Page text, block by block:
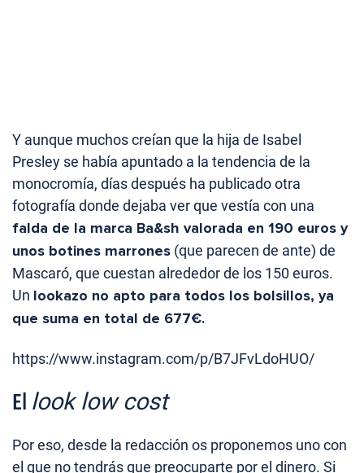
Y aunque muchos creían que la hija de Isabel
Presley se había apuntado a la tendencia de la
monocromía, días después ha publicado otra
fotografía donde dejaba ver que vestía con una
falda de la marca Ba&sh valorada en 190 euros y
unos botines marrones (que parecen de ante) de
Mascaró, que cuestan alrededor de los 150 euros.
Un lookazo no apto para todos los bolsillos, ya
que suma en total de 677€.
https://www.instagram.com/p/B7JFvLdoHUO/
El look low cost
Por eso, desde la redacción os proponemos uno con
el que no tendrás que preocuparte por el dinero. Si